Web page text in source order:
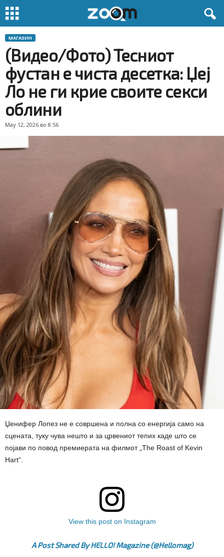
МАГАЗИН
(Видео/Фото) Тесниот
фустан е чиста десетка: Џеј
Ло не ги крие своите секси
облини
May 12, 2026 во 8:56
Џенифер Лопез не е совршена и полна со енергија само на
сцената, туку чува нешто и за црвениот тепих каде што се
појави по повод премиерата на филмот „The Roast of Kevin
Hart“.
View this post on Instagram
A Post Shared By HELLO! Magazine (@hellomag)